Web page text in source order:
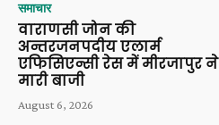
समाचार
वाराणसी जोन की
अन्तरजनपदीय एलार्म
एफिसिएन्सी रेस में मीरजापुर ने
मारी बाजी
August 6, 2026